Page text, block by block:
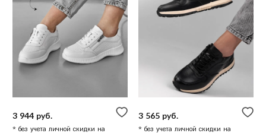
3 944 руб.
* без учета личной скидки на
3 565 руб.
* без учета личной скидки на